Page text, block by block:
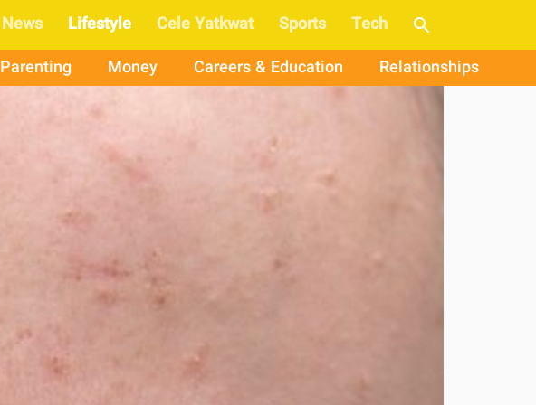
News Lifestyle Cele Yatkwat Sports
Tech
Parenting Money Careers & Education Relationships